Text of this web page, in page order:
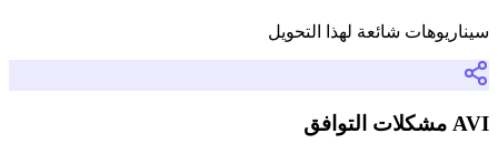
سيناريوهات شائعة لهذا التحويل
AVI مشكلات التوافق